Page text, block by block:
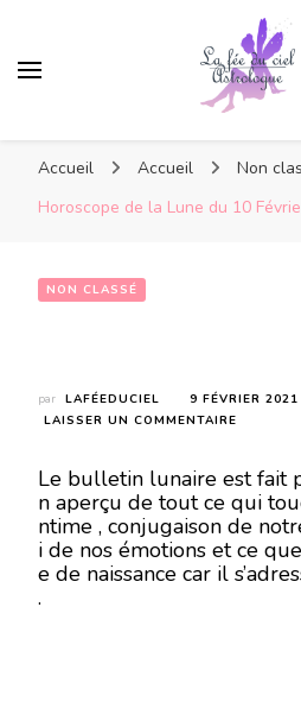
Accueil Accueil
Non
Horoscope de la Lune du 10
NON CLASSÉ
par LAFÉEDUCIEL
9 FÉVRIER 2021
LAISSER UN COMMENTAIRE
LA
LUNE
DU
10
FÉVRIER
Le bulletin lunaire est fait
n aperçu de tout ce qui
ntime , conjugaison de
i de nos émotions et ce
e de naissance car il
.